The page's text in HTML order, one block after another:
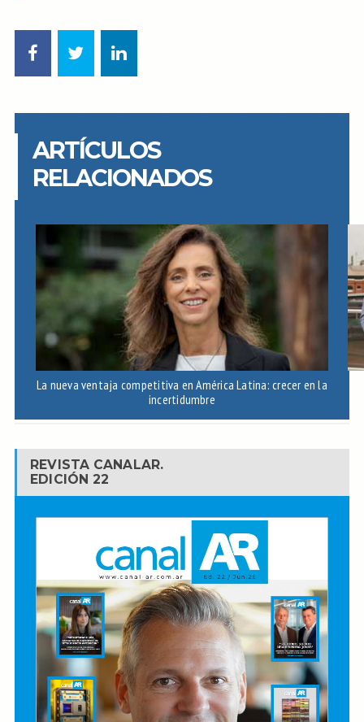
ARTÍCULOS
RELACIONADOS
La nueva ventaja competitiva en América Latina: crecer en la
incertidumbre
REVISTA CANALAR.
EDICIÓN 22